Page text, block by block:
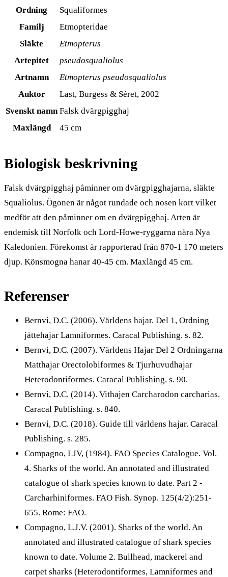
Ordning
Squaliformes
Familj
Etmopteridae
Släkte
Etmopterus
Artepitet
pseudosqualiolus
Artnamn
Etmopterus pseudosqualiolus
Auktor
Last, Burgess & Séret, 2002
Svenskt namn Falsk dvärgpigghaj
Maxlängd
45 cm
Biologisk beskrivning
Falsk dvärgpigghaj påminner om dvärgpigghajarna, släkte
Squaliolus. Ögonen är något rundade och nosen kort vilket
medför att den påminner om en dvärgpigghaj. Arten är
endemisk till Norfolk och Lord-Howe-ryggarna nära Nya
Kaledonien. Förekomst är rapporterad från 870-1 170 meters
djup. Könsmogna hanar 40-45 cm. Maxlängd 45 cm.
Referenser
Bernvi, D.C. (2006). Världens hajar. Del 1, Ordning
jättehajar Lamniformes. Caracal Publishing. s. 82.
Bernvi, D.C. (2007). Världens Hajar Del 2 Ordningarna
Matthajar Orectolobiformes & Tjurhuvudhajar
Heterodontiformes. Caracal Publishing. s. 90.
Bernvi, D.C. (2014). Vithajen Carcharodon carcharias.
Caracal Publishing. s. 840.
Bernvi, D.C. (2018). Guide till världens hajar. Caracal
Publishing. s. 285.
Compagno, LJV, (1984). FAO Species Catalogue. Vol.
4. Sharks of the world. An annotated and illustrated
catalogue of shark species known to date. Part 2 -
Carcharhiniformes. FAO Fish. Synop. 125(4/2):251-
655. Rome: FAO.
Compagno, L.J.V. (2001). Sharks of the world. An
annotated and illustrated catalogue of shark species
known to date. Volume 2. Bullhead, mackerel and
carpet sharks (Heterodontiformes, Lamniformes and